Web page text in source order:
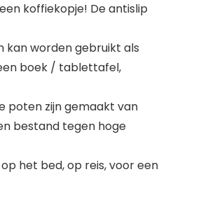
koffiekopje! De antislip
kan worden gebruikt als
boek / tablettafel,
poten zijn gemaakt van
bestand tegen hoge
het bed, op reis, voor een